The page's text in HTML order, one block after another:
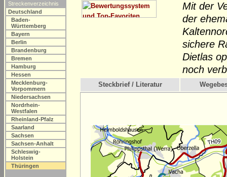
Streckenverzeichnis
Deutschland
Baden-
Württemberg
Bayern
Berlin
Brandenburg
Bremen
Hamburg
Hessen
Mecklenburg-
Vorpommern
Niedersachsen
Nordrhein-
Westfalen
Rheinland-Pfalz
Saarland
Sachsen
Sachsen-Anhalt
Schleswig-
Holstein
Thüringen
Mit der
der
sichere
Dietlas
noch
Steckbrief / Literatur